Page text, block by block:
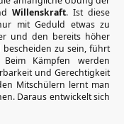
Willenskraft. Ist diese
mit Geduld etwas zu
und den bereits höher
zu sein, führt
Kämpfen werden
und Gerechtigkeit
Mitschülern lernt man
Daraus entwickelt sich